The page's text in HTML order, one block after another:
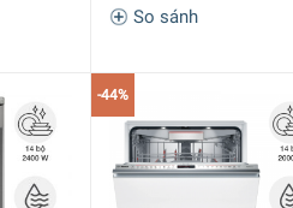
So sánh
-44%